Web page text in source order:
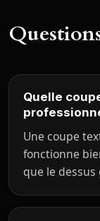
Quelle
Une coupe
fonctionne
que le